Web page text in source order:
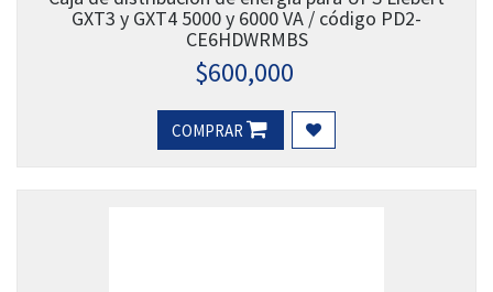
GXT3 y GXT4 5000 y 6000 VA / código PD2-
CE6HDWRMBS
$600,000
COMPRAR